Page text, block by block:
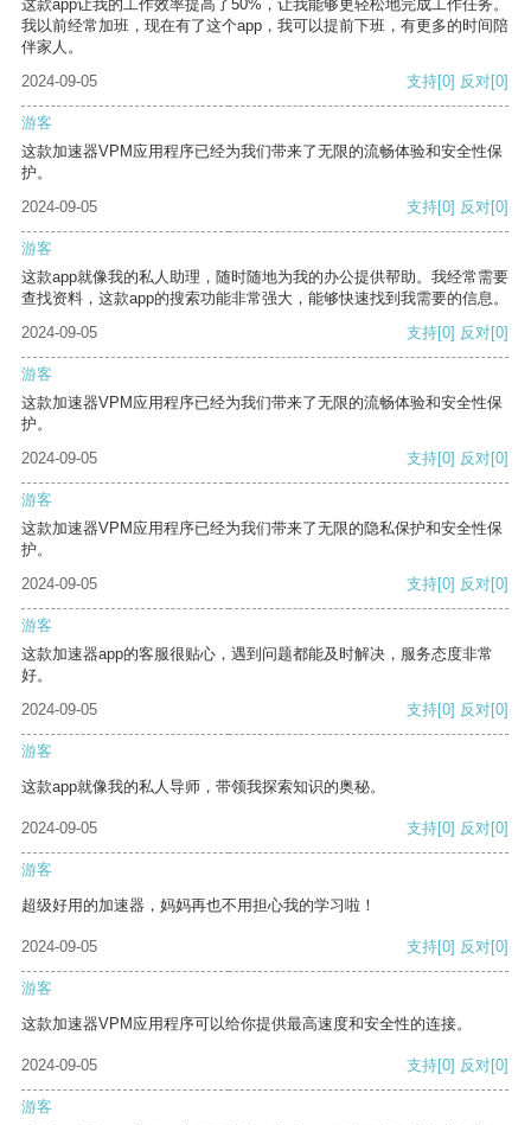
这款app让我的工作效率提高了50%，让我能够更轻松地完成工作任务。
我以前经常加班，现在有了这个app，我可以提前下班，有更多的时间陪
伴家人。
2024-09-05
支持[0] 反对[0]
游客
这款加速器VPM应用程序已经为我们带来了无限的流畅体验和安全性保
护。
2024-09-05
支持[0] 反对[0]
游客
这款app就像我的私人助理，随时随地为我的办公提供帮助。我经常需要
查找资料，这款app的搜索功能非常强大，能够快速找到我需要的信息。
2024-09-05
支持[0] 反对[0]
游客
这款加速器VPM应用程序已经为我们带来了无限的流畅体验和安全性保
护。
2024-09-05
支持[0] 反对[0]
游客
这款加速器VPM应用程序已经为我们带来了无限的隐私保护和安全性保
护。
2024-09-05
支持[0] 反对[0]
游客
这款加速器app的客服很贴心，遇到问题都能及时解决，服务态度非常
好。
2024-09-05
支持[0] 反对[0]
游客
这款app就像我的私人导师，带领我探索知识的奥秘。
2024-09-05 支持[0] 反对[0]
游客
超级好用的加速器，妈妈再也不用担心我的学习啦！
2024-09-05 支持[0] 反对[0]
游客
这款加速器VPM应用程序可以给你提供最高速度和安全性的连接。
2024-09-05 支持[0] 反对[0]
游客